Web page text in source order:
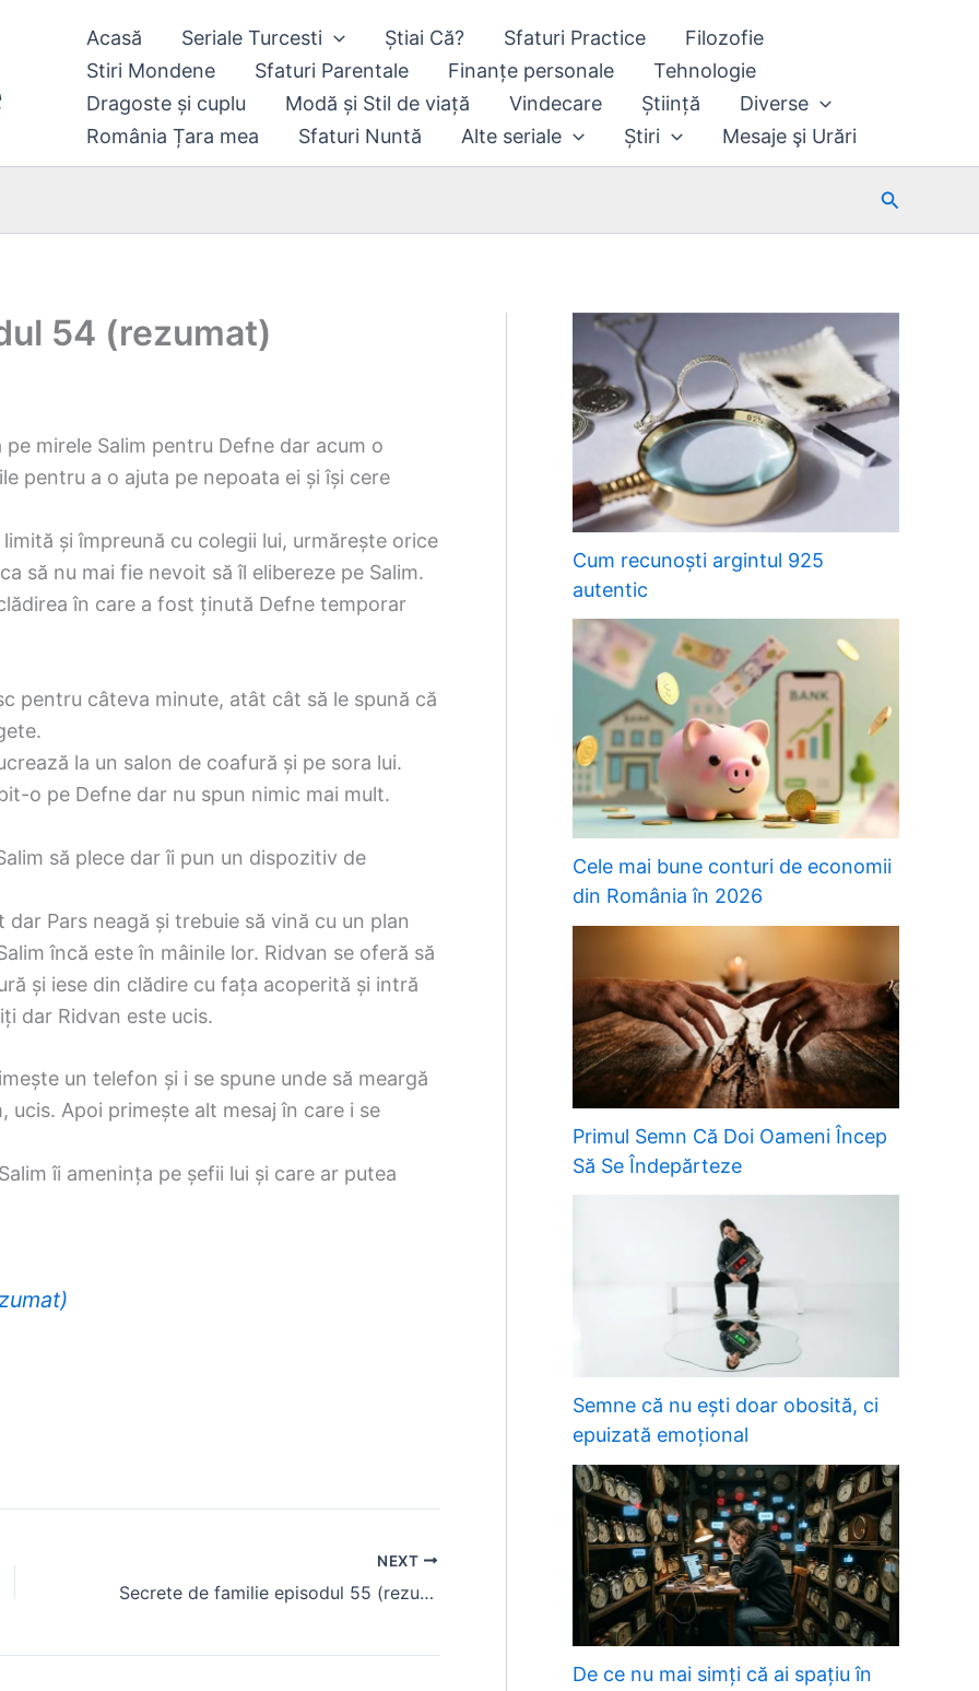
Acasă Seriale Turcesti Știai Că? Sfaturi Practice
Filozofie
Stiri Mondene
Sfaturi Parentale Finanțe personale
Tehnologie
Dragoste și cuplu
Modă și Stil de viață Vindecare Știință
Diverse
România Țara mea
Sfaturi Nuntă Alte seriale Știri Mesaje şi Urări
Search
54 (rezumat)
mirele Salim pentru Defne dar acum o
pentru a o ajuta pe nepoata ei și își cere
și împreună cu colegii lui, urmărește orice
să nu mai fie nevoit să îl elibereze pe Salim.
în care a fost ținută Defne temporar
pentru câteva minute, atât cât să le spună că
la un salon de coafură și pe sora lui.
o pe Defne dar nu spun nimic mai mult.
să plece dar îi pun un dispozitiv de
Pars neagă și trebuie să vină cu un plan
încă este în mâinile lor. Ridvan se oferă să
și iese din clădire cu fața acoperită și intră
dar Ridvan este ucis.
un telefon și i se spune unde să meargă
ucis. Apoi primește alt mesaj în care i se
îi amenința pe șefii lui și care ar putea
NEXT
Secrete de familie episodul 55 (rezumat)
Cum recunoști argintul 925
autentic
Cele mai bune conturi de economii
din România în 2026
Primul Semn Că Doi Oameni Încep
Să Se Îndepărteze
Semne că nu ești doar obosită, ci
epuizată emoțional
De ce nu mai simți că ai spațiu în